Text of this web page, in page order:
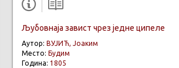
Љубовнаја завист чрез једне ципеле
Аутор: ВУЈИЋ, Јоаким
Место: Будим
Година: 1805